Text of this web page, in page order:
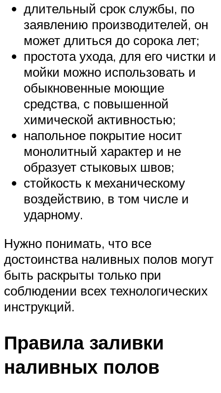
длительный срок службы, по
заявлению производителей, он
может длиться до сорока лет;
простота ухода, для его чистки и
мойки можно использовать и
обыкновенные моющие
средства, с повышенной
химической активностью;
напольное покрытие носит
монолитный характер и не
образует стыковых швов;
стойкость к механическому
воздействию, в том числе и
ударному.
Нужно понимать, что все
достоинства наливных полов могут
быть раскрыты только при
соблюдении всех технологических
инструкций.
Правила заливки
наливных полов